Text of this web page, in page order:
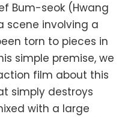
Bum-seok (Hwang
scene involving a
torn to pieces in
simple premise, we
film about this
simply destroys
with a large